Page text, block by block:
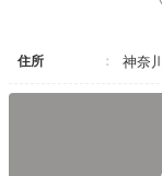
広くゆっくり過ご
住所 神奈